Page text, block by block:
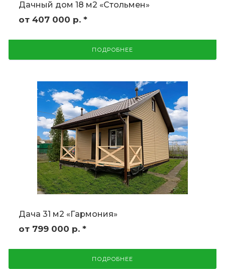
Дачный дом 18 м2 «Стольмен»
от 407 000 р. *
ПОДРОБНЕЕ
Дача 31 м2 «Гармония»
от 799 000 р. *
ПОДРОБНЕЕ